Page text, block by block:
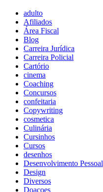
adulto
Afiliados
Área Fiscal
Blog
Carreira Jurídica
Carreira Policial
Cartório
cinema
Coaching
Concursos
confeitaria
Copywriting
cosmetica
Culinária
Cursinhos
Cursos
desenhos
Desenvolvimento Pessoal
Design
Diversos
Doaçoes